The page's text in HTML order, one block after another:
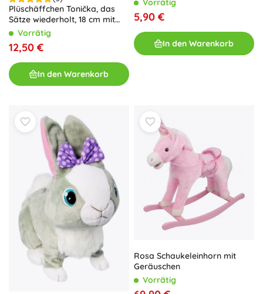
Plüschäffchen Tonička, das
Sätze wiederholt, 18 cm mit
Sound
Vorrätig
12,50 €
In den Warenkorb
Vorrätig
5,90 €
In den Warenkorb
Rosa Schaukeleinhorn mit
Geräuschen
Vorrätig